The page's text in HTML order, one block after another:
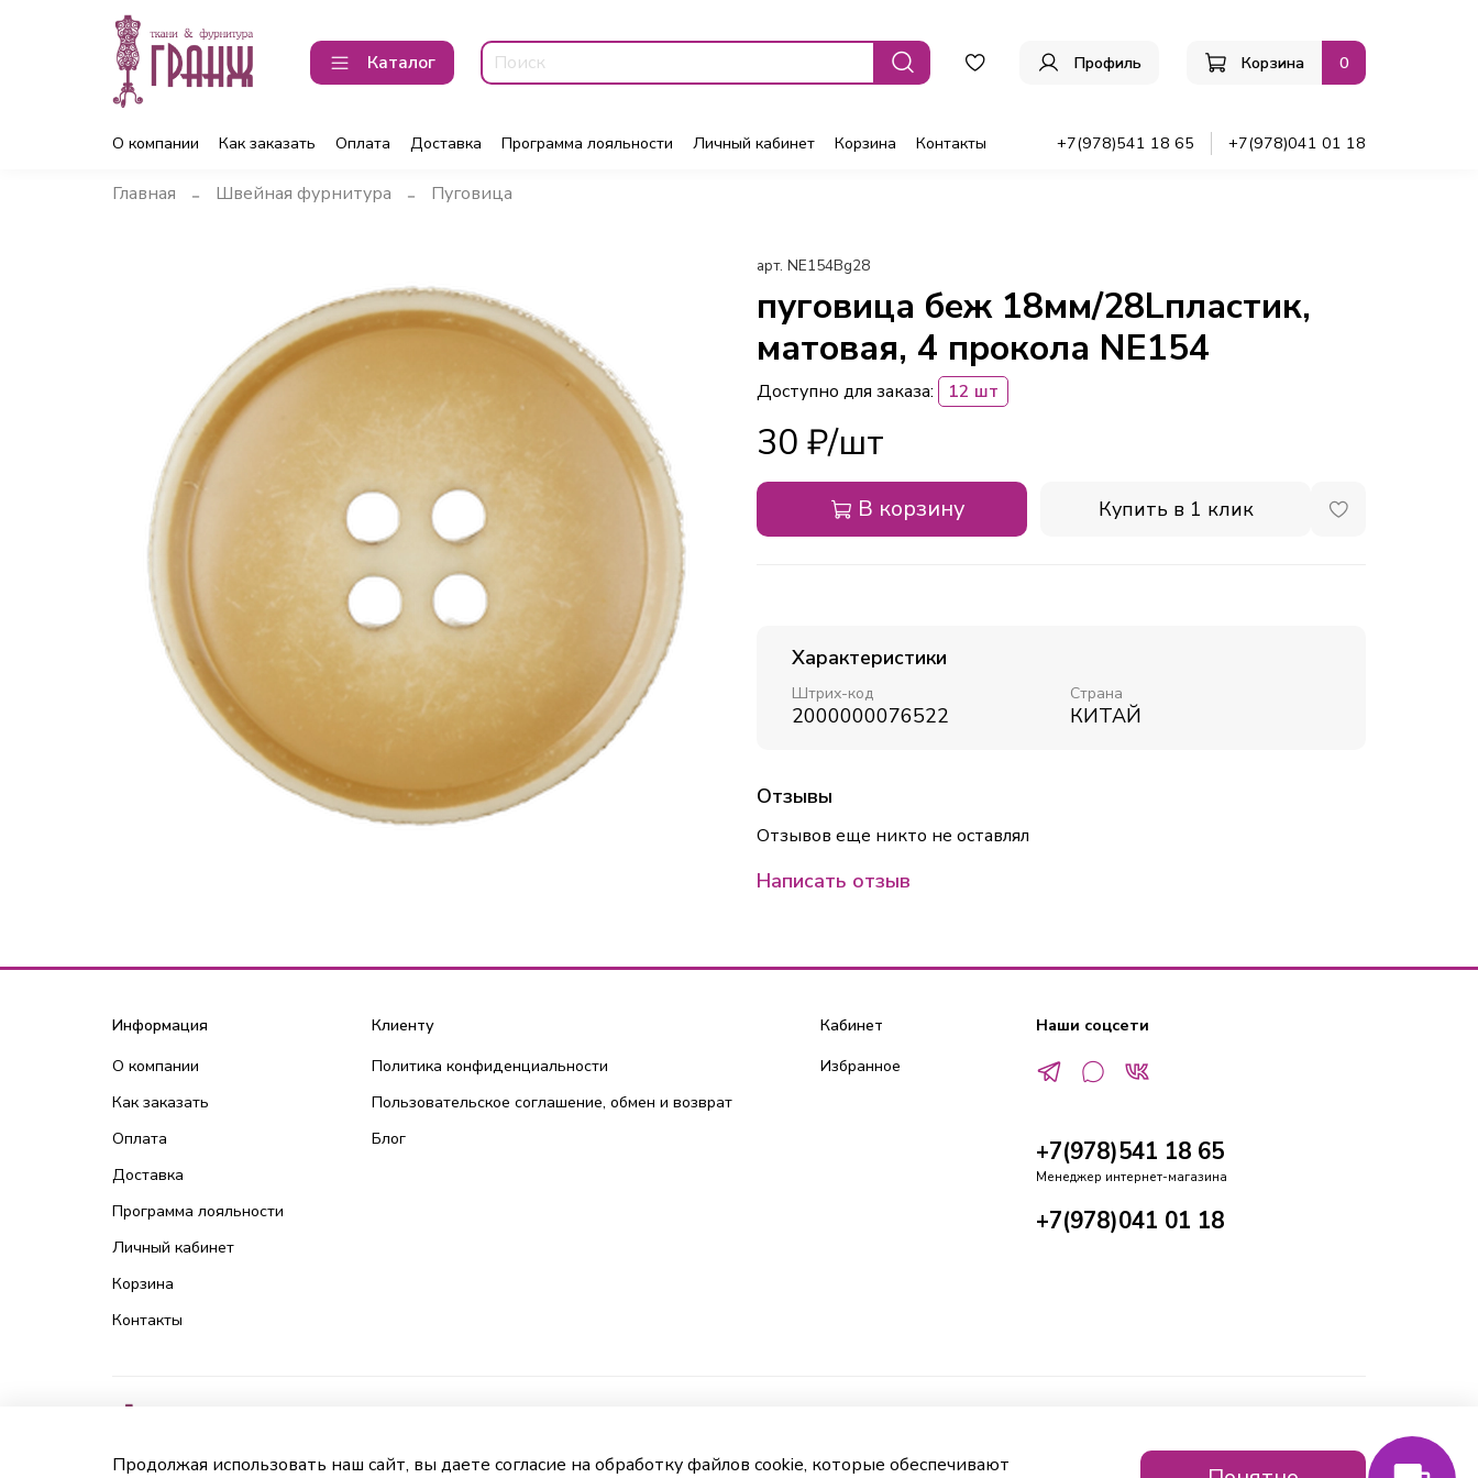
Каталог Профиль Корзина 0
О компании Как заказать Оплата Доставка Программа лояльности Личный кабинет Корзина Контакты +7(978)541 18 65 +7(978)041 01 18
Главная Швейная фурнитура Пуговица
арт. NE154Bg28
пуговица беж 18мм/28Lпластик,
матовая, 4 прокола NE154
Доступно для заказа: 12 шт
30 ₽
В корзину Купить в 1 клик
Характеристики
Штрих-код
2000000076522
Страна
КИТАЙ
Отзывы
Отзывов еще никто не оставлял
Написать отзыв
Информация
О компании
Как заказать
Оплата
Доставка
Программа лояльности
Личный кабинет
Корзина
Контакты
Клиенту
Политика конфиденциальности
Пользовательское соглашение, обмен и возврат
Блог
Кабинет
Избранное
Наши соцсети
+7(978)541 18 65
Менеджер интернет-магазина
+7(978)041 01 18
Продолжая использовать наш сайт, вы даете согласие на обработку файлов cookie, которые обеспечивают